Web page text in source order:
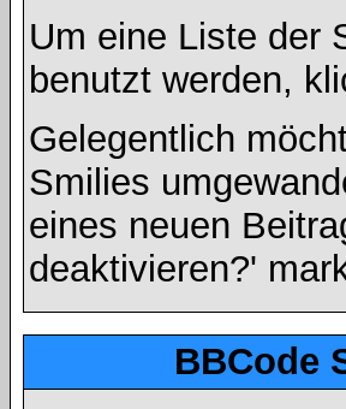
Um eine Liste der
benutzt werden,
Gelegentlich
Smilies
eines neuen
deaktivieren?'
BBCode